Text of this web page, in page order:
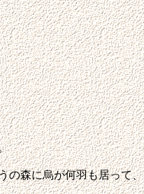
の森に烏が何羽も居って、